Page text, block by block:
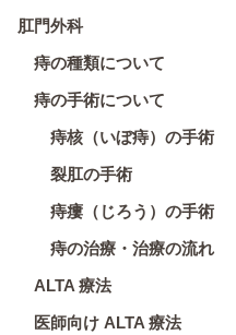
肛門外科
痔の種類について
痔の手術について
痔核（いぼ痔）の手術
裂肛の手術
痔瘻（じろう）の手術
痔の治療・治療の流れ
ALTA 療法
医師向け ALTA 療法